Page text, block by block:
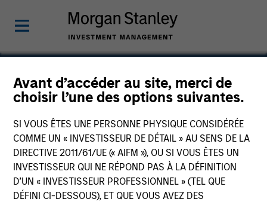
Avant d’accéder au site, merci de
choisir l’une des options suivantes.
SI VOUS ÊTES UNE PERSONNE PHYSIQUE CONSIDÉRÉE
COMME UN « INVESTISSEUR DE DÉTAIL » AU SENS DE LA
DIRECTIVE 2011/61/UE (« AIFM »), OU SI VOUS ÊTES UN
INVESTISSEUR QUI NE RÉPOND PAS À LA DÉFINITION
D’UN « INVESTISSEUR PROFESSIONNEL » (TEL QUE
DÉFINI CI-DESSOUS), ET QUE VOUS AVEZ DES
RowCal